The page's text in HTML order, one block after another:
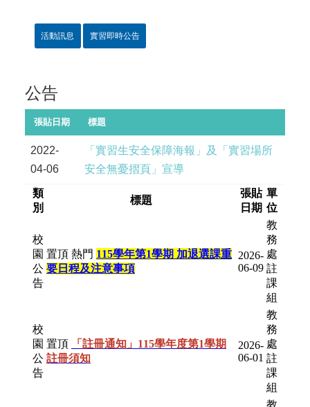
活動訊息 實習即時公告
公告
張貼日期 標題
2022-
04-06
「實習生安全保障海報」及「實習場所
安全無憂摺頁」宣導